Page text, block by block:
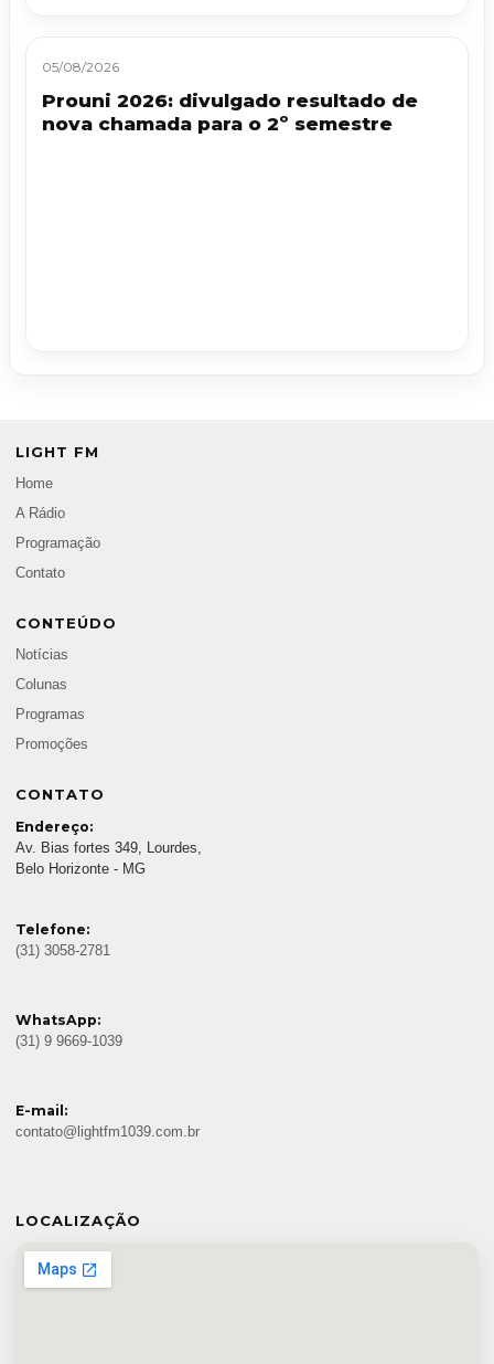
05/08/2026
Prouni 2026: divulgado resultado de
nova chamada para o 2º semestre
LIGHT FM
Home
A Rádio
Programação
Contato
CONTEÚDO
Notícias
Colunas
Programas
Promoções
CONTATO
Endereço:
Av. Bias fortes 349, Lourdes,
Belo Horizonte - MG
Telefone:
(31) 3058-2781
WhatsApp:
(31) 9 9669-1039
E-mail:
contato@lightfm1039.com.br
LOCALIZAÇÃO